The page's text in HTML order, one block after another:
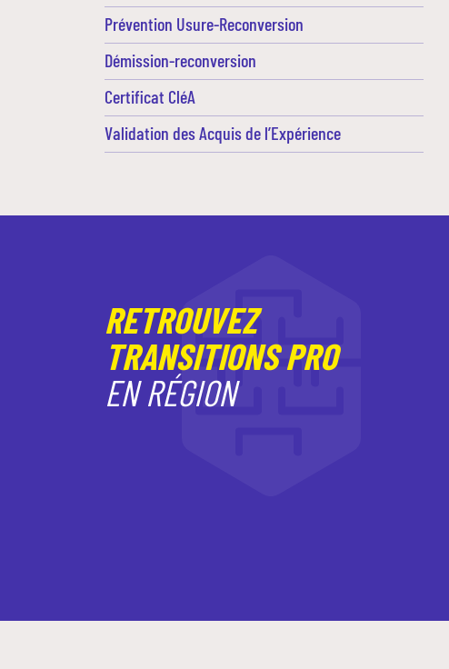
Prévention Usure-Reconversion
Démission-reconversion
Certificat CléA
Validation des Acquis de l’Expérience
RETROUVEZ
TRANSITIONS PRO
EN RÉGION